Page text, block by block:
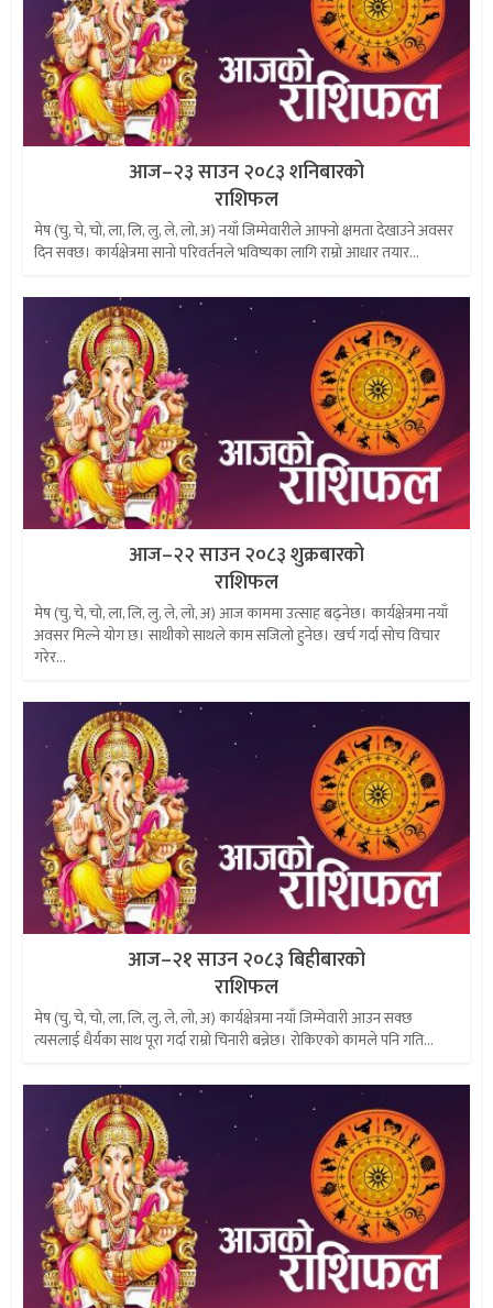
आज–२३ साउन २०८३ शनिबारको
राशिफल
मेष (चु, चे, चो, ला, लि, लु, ले, लो, अ) नयाँ जिम्मेवारीले आफ्नो क्षमता देखाउने अवसर
दिन सक्छ। कार्यक्षेत्रमा सानो परिवर्तनले भविष्यका लागि राम्रो आधार तयार...
आज–२२ साउन २०८३ शुक्रबारको
राशिफल
मेष (चु, चे, चो, ला, लि, लु, ले, लो, अ) आज काममा उत्साह बढ्नेछ। कार्यक्षेत्रमा नयाँ
अवसर मिल्ने योग छ। साथीको साथले काम सजिलो हुनेछ। खर्च गर्दा सोच विचार
गरेर...
आज–२१ साउन २०८३ बिहीबारको
राशिफल
मेष (चु, चे, चो, ला, लि, लु, ले, लो, अ) कार्यक्षेत्रमा नयाँ जिम्मेवारी आउन सक्छ
त्यसलाई धैर्यका साथ पूरा गर्दा राम्रो चिनारी बन्नेछ। रोकिएको कामले पनि गति...